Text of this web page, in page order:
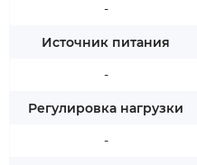
-
Источник питания
-
Регулировка нагрузки
-